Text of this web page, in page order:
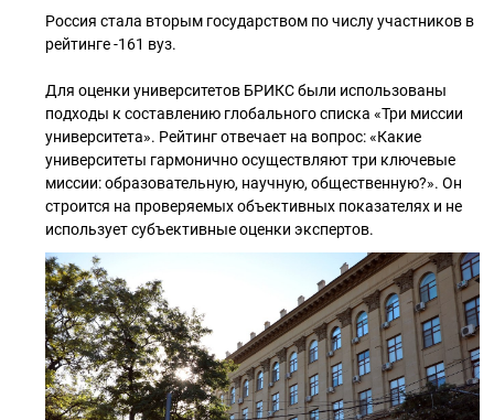
Россия стала вторым государством по числу участников в
рейтинге -161 вуз.
Для оценки университетов БРИКС были использованы
подходы к составлению глобального списка «Три миссии
университета». Рейтинг отвечает на вопрос: «Какие
университеты гармонично осуществляют три ключевые
миссии: образовательную, научную, общественную?». Он
строится на проверяемых объективных показателях и не
использует субъективные оценки экспертов.